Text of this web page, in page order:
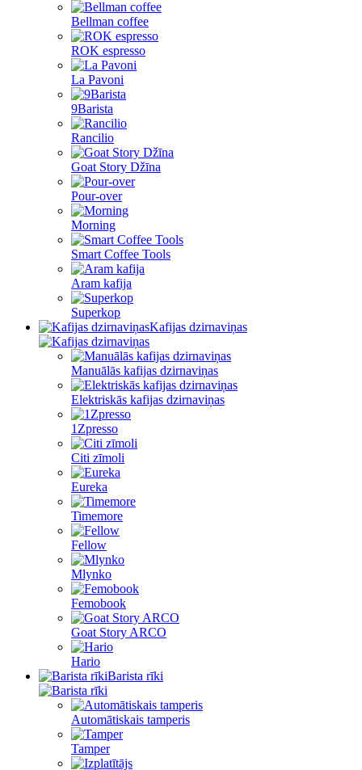
Bellman coffee
ROK espresso
La Pavoni
9Barista
Rancilio
Goat Story Džīna
Pour-over
Morning
Smart Coffee Tools
Aram kafija
Superkop
Kafijas dzirnaviņas
Manuālās kafijas dzirnaviņas
Elektriskās kafijas dzirnaviņas
1Zpresso
Citi zīmoli
Eureka
Timemore
Fellow
Mlynko
Femobook
Goat Story ARCO
Hario
Barista rīki
Automātiskais tamperis
Tamper